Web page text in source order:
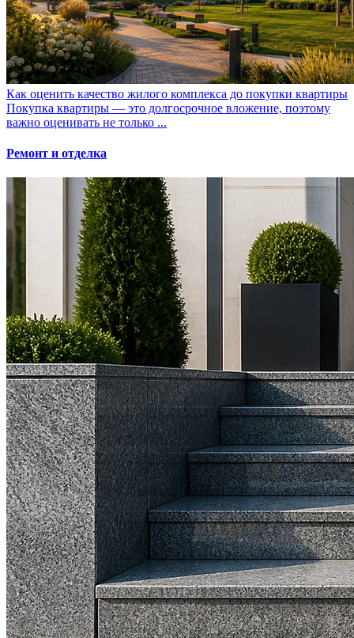
Как оценить качество жилого комплекса до покупки квартиры
Покупка квартиры — это долгосрочное вложение, поэтому
важно оценивать не только ...
Ремонт и отделка